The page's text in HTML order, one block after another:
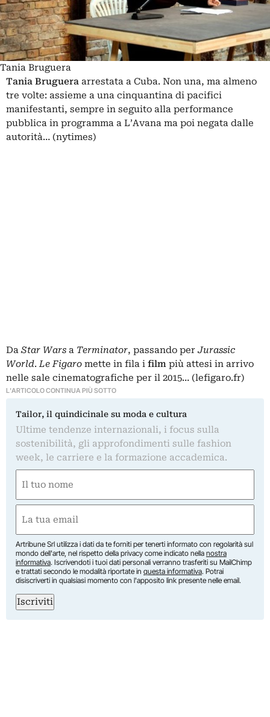
Tania Bruguera
Tania Bruguera arrestata a Cuba. Non una, ma almeno
tre volte: assieme a una cinquantina di pacifici
manifestanti, sempre in seguito alla performance
pubblica in programma a L’Avana ma poi negata dalle
autorità… (nytimes)
Da Star Wars a Terminator, passando per Jurassic
World.Le Figaro mette in fila i film più attesi in arrivo
nelle sale cinematografiche per il 2015… (lefigaro.fr)
L'ARTICOLO CONTINUA PIÙ SOTTO
Tailor, il quindicinale su moda e cultura
Ultime tendenze internazionali, i focus sulla
sostenibilità, gli approfondimenti sulle fashion
week, le carriere e la formazione accademica.
(Obbligatorio)
(Obbligatorio)
Artribune Srl utilizza i dati da te forniti per tenerti informato con regolarità sul
mondo dell'arte, nel rispetto della privacy come indicato nella nostra
informativa. Iscrivendoti i tuoi dati personali verranno trasferiti su MailChimp
e trattati secondo le modalità riportate in questa informativa. Potrai
disiscriverti in qualsiasi momento con l'apposito link presente nelle email.
Iscriviti